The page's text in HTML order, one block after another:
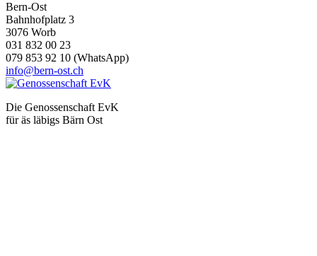
Bern-Ost
Bahnhofplatz 3
3076 Worb
031 832 00 23
079 853 92 10 (WhatsApp)
info@bern-ost.ch
Die Genossenschaft EvK
für äs läbigs Bärn Ost